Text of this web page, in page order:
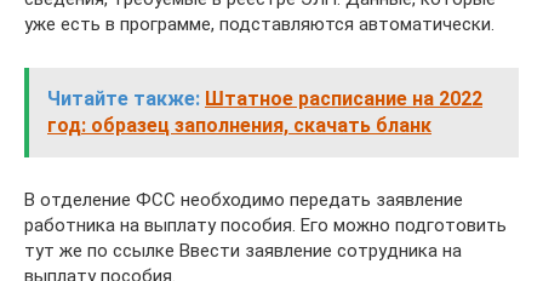
уже есть в программе, подставляются автоматически.
Читайте также: Штатное расписание на 2022
год: образец заполнения, скачать бланк
В отделение ФСС необходимо передать заявление
работника на выплату пособия. Его можно подготовить
тут же по ссылке Ввести заявление сотрудника на
выплату пособия.